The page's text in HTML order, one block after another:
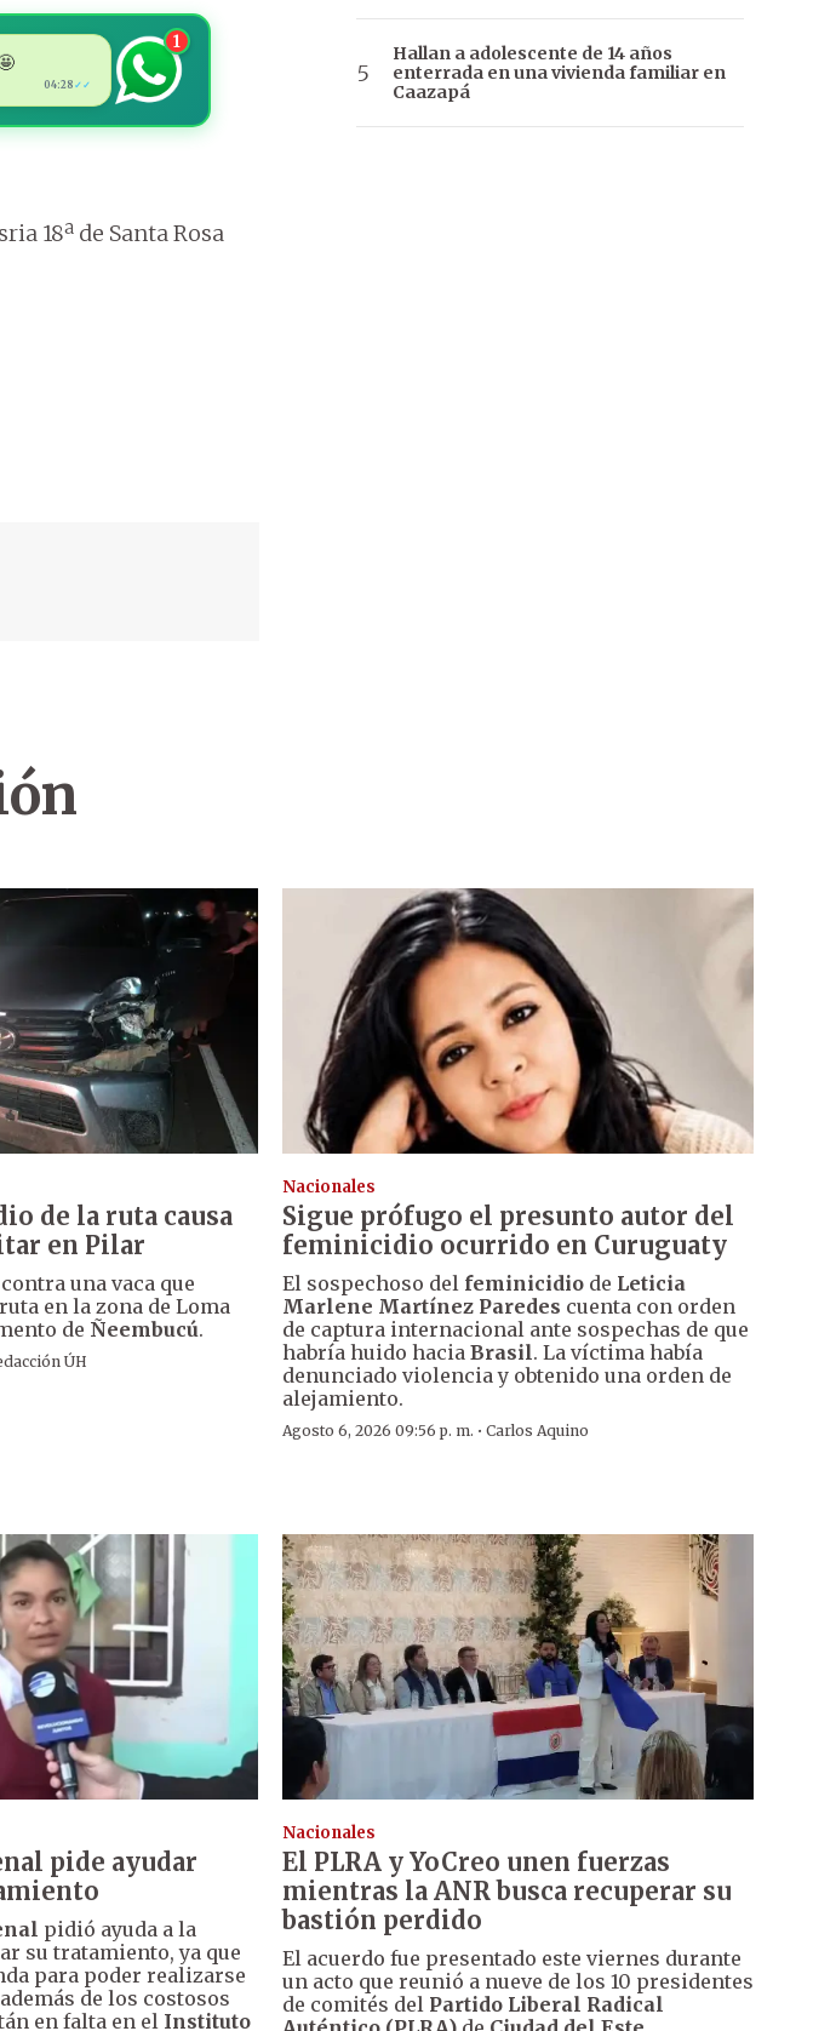
04:28 ✓✓
1
18ª de Santa Rosa
Hallan a adolescente de 14 años
enterrada en una vivienda familiar en
Caazapá
de la ruta causa
en Pilar
una vaca que
en la zona de Loma
de Ñeembucú.
ÚH
Nacionales
Sigue prófugo el presunto autor del
feminicidio ocurrido en Curuguaty
El sospechoso del feminicidiode Leticia
Marlene Martínez Paredes cuenta con orden
de captura internacional ante sospechas de que
habría huido hacia Brasil. La víctima había
denunciado violencia y obtenido una orden de
alejamiento.
Agosto 6, 2026 09:56 p. m. · Carlos Aquino
pide ayudar
pidió ayuda a la
su tratamiento, ya que
para poder realizarse
de los costosos
en falta en el Instituto
Nacionales
El PLRA y YoCreo unen fuerzas
mientras la ANR busca recuperar su
bastión perdido
El acuerdo fue presentado este viernes durante
un acto que reunió a nueve de los 10 presidentes
de comités del Partido Liberal Radical